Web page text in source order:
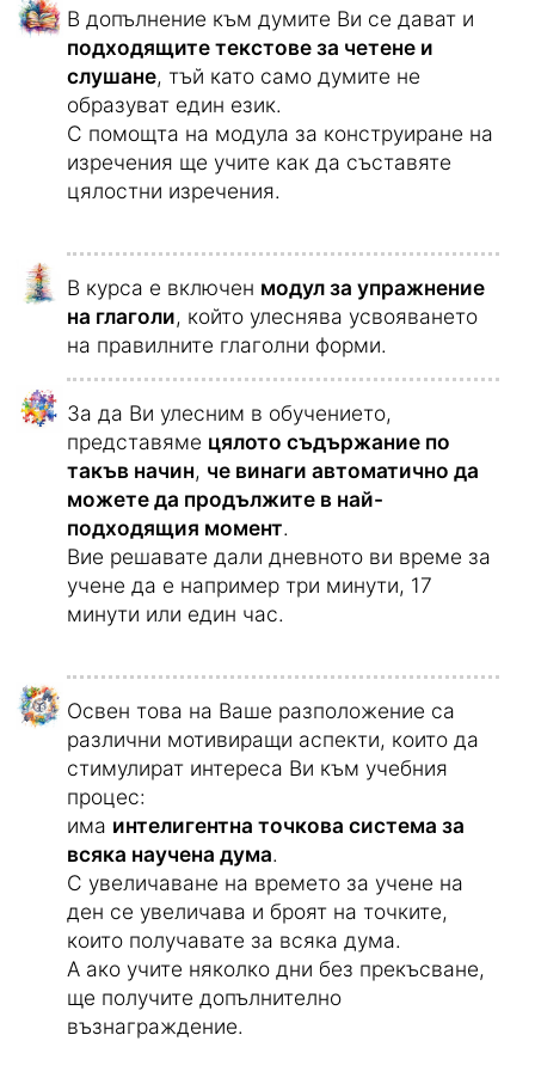
произношение и правописа на думите.
В допълнение към думите Ви се дават и
подходящите текстове за четене и
слушане, тъй като само думите не
образуват един език.
цялостни изречения.
на глаголи, който улеснява усвояването
на правилните глаголни форми.
За да Ви улесним в обучението,
представяме цялото съдържание по
такъв начин,че винаги автоматично да
можете да продължите в най-
подходящия момент
минути или един час.
Освен това на Ваше разположение са
различни мотивиращи аспекти, които да
стимулират интереса Ви към учебния
процес:
имаинтелигентна точкова система за
всяка научена дума
С увеличаване на времето за учене на
ден се увеличава и броят на точките,
които получавате за всяка дума.